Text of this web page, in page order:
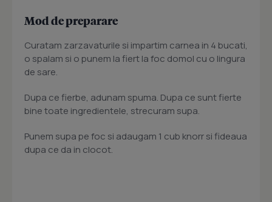
Mod de preparare
Curatam zarzavaturile si impartim carnea in 4 bucati,
o spalam si o punem la fiert la foc domol cu o lingura
de sare.
Dupa ce fierbe, adunam spuma. Dupa ce sunt fierte
bine toate ingredientele, strecuram supa.
Punem supa pe foc si adaugam 1 cub knorr si fideaua
dupa ce da in clocot.